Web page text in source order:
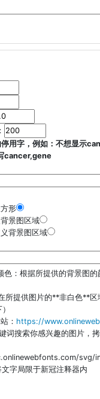
：
用字，例如：不想显示
cancer,gene
形
景图区域
背景图区域
色：根据所提供的背景图的
所提供图片的**非白色**区
： https://
词搜索你感兴趣的图片，
svg/
字局限于新冠注释器内